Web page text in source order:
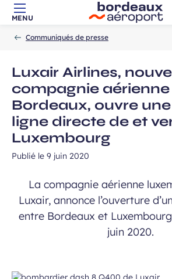
Aller au contenu principal
Aller à la
MENU
Communiqués de presse
Luxair Airlines,
compagnie aérienne
Bordeaux, ouvre
ligne directe de et
Luxembourg
Publié le 9 juin 2020
La compagnie aérienne
Luxair, annonce l’ouverture
entre Bordeaux et
juin 2020.